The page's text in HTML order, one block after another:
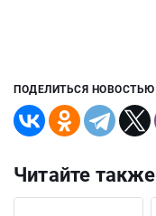
ПОДЕЛИТЬСЯ НОВОСТЬЮ
Читайте также